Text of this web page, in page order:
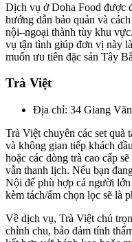
Dịch vụ ở Doha Food được
hướng dẫn bảo quản và
nội–ngoại thành tùy khu
vụ tận tình giúp đơn vị này
muốn ưu tiên đặc sản Tây
Trà Việt
Địa chỉ: 34 Giang
Trà Việt chuyên các set quà
và không gian tiếp khách
hoặc các dòng trà cao cấp
vẫn thanh lịch. Nếu bạn
Nội để phù hợp cả người
kèm tách/ấm chọn lọc sẽ là
Về dịch vụ, Trà Việt chú
chỉnh chu, bảo đảm tính